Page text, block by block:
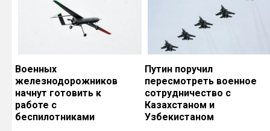
Военных
железнодорожников
начнут готовить к
работе с
беспилотниками
Путин поручил
пересмотреть военное
сотрудничество с
Казахстаном и
Узбекистаном